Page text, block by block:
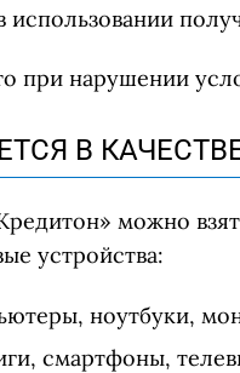
использовании
при нарушении
В
можно
устройства:
ноутбуки,
смартфоны,